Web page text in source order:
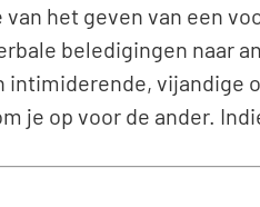
het geven van een
beledigingen naar
intimiderende, vijandige
je op voor de ander.